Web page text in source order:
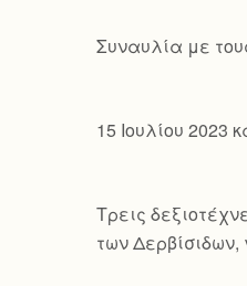
Συναυλία με
15 Ιουλίου 2023
Τρεις
των